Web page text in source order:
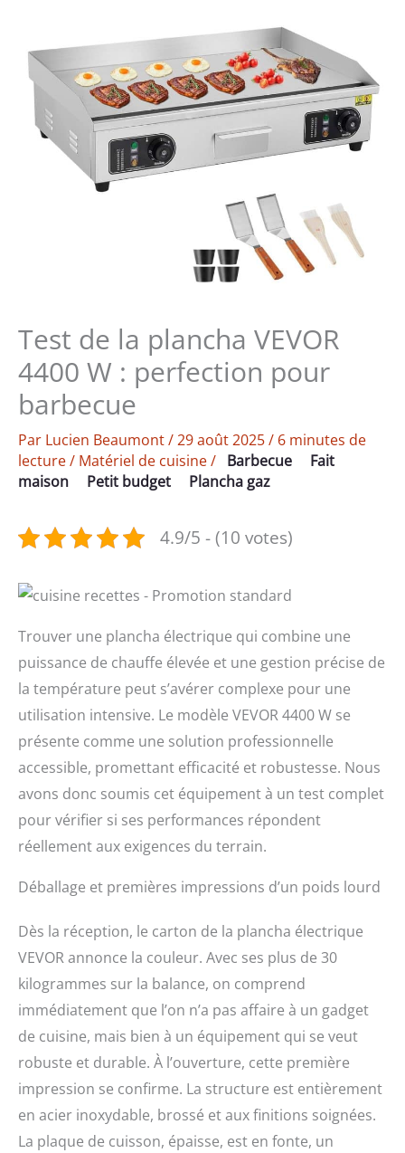
Test de la plancha VEVOR
4400 W : perfection pour
barbecue
Par Lucien Beaumont/29 août 2025/ 6 minutes de
lecture/ Matériel de cuisine/ Barbecue
Fait
maison
Petit budget Plancha gaz
4.9/5 - (10 votes)
Trouver une plancha électrique qui combine une
puissance de chauffe élevée et une gestion précise de
la température peut s’avérer complexe pour une
utilisation intensive. Le modèle VEVOR 4400 W se
présente comme une solution professionnelle
accessible, promettant efficacité et robustesse. Nous
avons donc soumis cet équipement à un test complet
pour vérifier si ses performances répondent
réellement aux exigences du terrain.
Déballage et premières impressions d’un poids lourd
Dès la réception, le carton de la plancha électrique
VEVOR annonce la couleur. Avec ses plus de 30
kilogrammes sur la balance, on comprend
immédiatement que l’on n’a pas affaire à un gadget
de cuisine, mais bien à un équipement qui se veut
robuste et durable. À l’ouverture, cette première
impression se confirme. La structure est entièrement
en acier inoxydable, brossé et aux finitions soignées.
La plaque de cuisson, épaisse, est en fonte, un